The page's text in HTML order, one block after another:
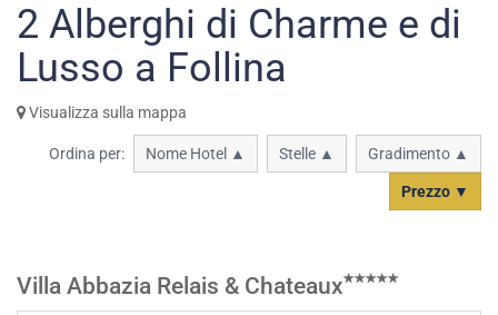
2 Alberghi di Charme e di
Lusso a Follina
Visualizza sulla mappa
Ordina per: Nome Hotel ▲ Stelle ▲ Gradimento ▲
Prezzo ▼
Villa Abbazia Relais & Chateaux